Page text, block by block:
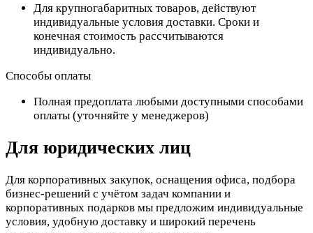
Для крупногабаритных товаров, действуют
индивидуальные условия доставки. Сроки и
конечная стоимость рассчитываются
индивидуально.
Способы оплаты
Полная предоплата любыми доступными способами
оплаты (уточняйте у менеджеров)
Для юридических лиц
Для корпоративных закупок, оснащения офиса, подбора
бизнес-решений с учётом задач компании и
корпоративных подарков мы предложим индивидуальные
условия, удобную доставку и широкий перечень